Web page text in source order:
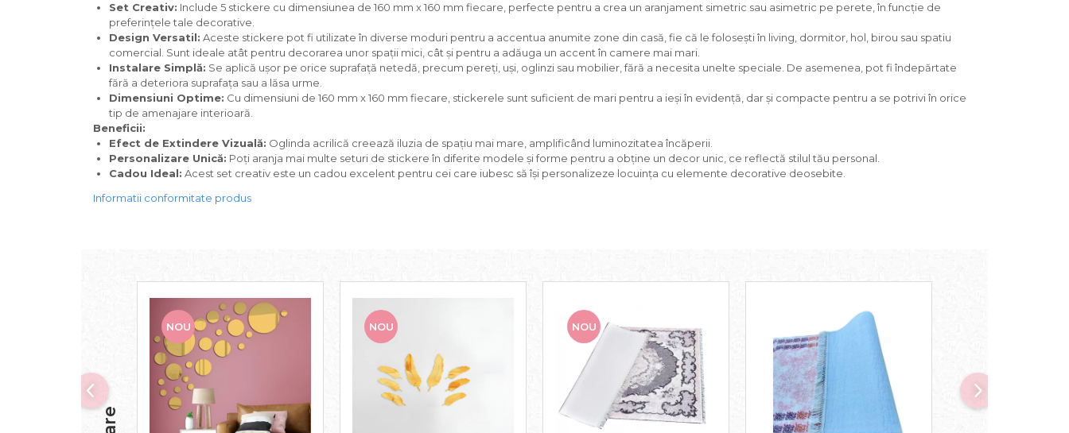
Set Creativ: Include 5 stickere cu dimensiunea de 160 mm x 160 mm fiecare, perfecte pentru a crea un aranjament simetric sau asimetric pe perete, în funcție de
preferințele tale decorative.
Design Versatil: Aceste stickere pot fi utilizate în diverse moduri pentru a accentua anumite zone din casă, fie că le folosești în living, dormitor, hol, birou sau spatiu
comercial. Sunt ideale atât pentru decorarea unor spații mici, cât și pentru a adăuga un accent în camere mai mari.
Instalare Simplă: Se aplică ușor pe orice suprafață netedă, precum pereți, uși, oglinzi sau mobilier, fără a necesita unelte speciale. De asemenea, pot fi îndepărtate
fără a deteriora suprafața sau a lăsa urme.
Dimensiuni Optime: Cu dimensiuni de 160 mm x 160 mm fiecare, stickerele sunt suficient de mari pentru a ieși în evidență, dar și compacte pentru a se potrivi în orice
tip de amenajare interioară.
Beneficii:
Efect de Extindere Vizuală: Oglinda acrilică creează iluzia de spațiu mai mare, amplificând luminozitatea încăperii.
Personalizare Unică: Poți aranja mai multe seturi de stickere în diferite modele și forme pentru a obține un decor unic, ce reflectă stilul tău personal.
Cadou Ideal: Acest set creativ este un cadou excelent pentru cei care iubesc să își personalizeze locuința cu elemente decorative deosebite.
Informatii conformitate produs
NOU NOU NOU
NOU